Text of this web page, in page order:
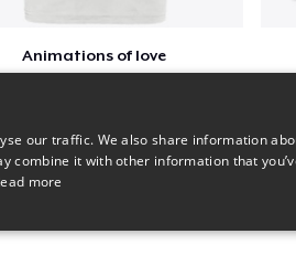
Animations of love
our traffic. We also share information
combine it with other information that
more